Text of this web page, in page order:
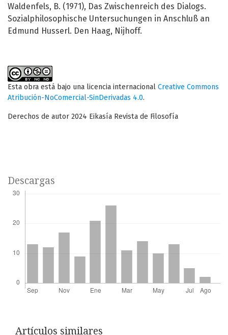
Waldenfels, B. (1971), Das Zwischenreich des Dialogs.
Sozialphilosophische Untersuchungen in Anschluß an
Edmund Husserl. Den Haag, Nijhoff.
Esta obra está bajo una licencia internacional Creative Commons
Atribución-NoComercial-SinDerivadas 4.0.
Derechos de autor 2024 Eikasía Revista de Filosofía
Descargas
Artículos similares